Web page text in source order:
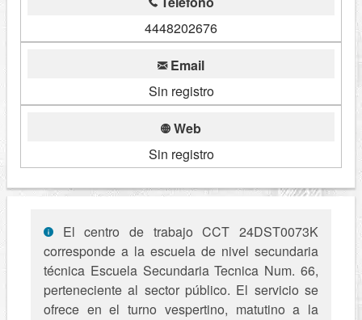
4448202676
Email
Sin registro
Web
Sin registro
El centro de trabajo CCT 24DST0073K
corresponde a la escuela de nivel secundaria
técnica Escuela Secundaria Tecnica Num. 66,
perteneciente al sector público. El servicio se
ofrece en el turno vespertino, matutino a la